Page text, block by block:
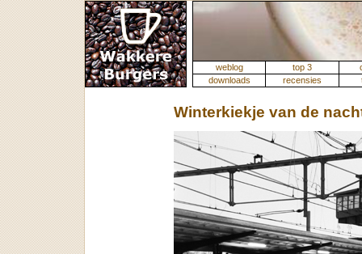
weblog top 3
downloads
recensies
Winterkiekje van de